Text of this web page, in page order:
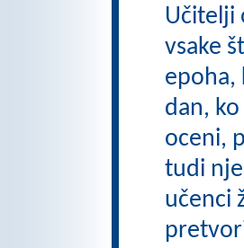
Učitelji
vsake
epoha,
dan,
oceni,
tudi
učenci